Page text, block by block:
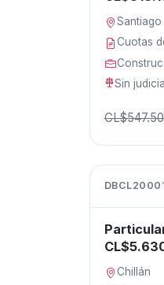
Santiago
Cuotas
Sin
Chillán